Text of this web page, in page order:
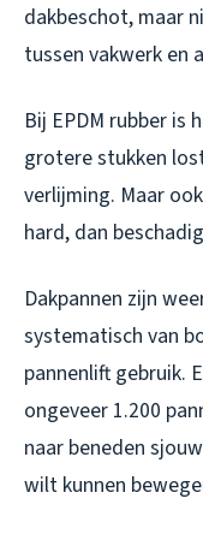
dakbeschot, maar
tussen vakwerk en
Bij EPDM rubber is
grotere stukken
verlijming. Maar
hard, dan
Dakpannen zijn
systematisch van
pannenlift gebruik.
ongeveer 1.200
naar beneden
wilt kunnen